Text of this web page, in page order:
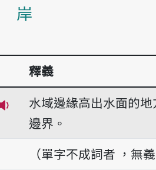
岸
釋義
播放音讀huānn
水域邊緣高出水面的地
邊界。
（單字不成詞者 ，無義